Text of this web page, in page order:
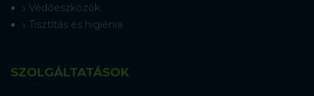
Védőeszközök
Tisztítás és higiénia
SZOLGÁLTATÁSOK